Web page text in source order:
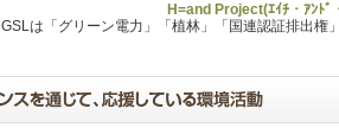
H=and Project(ｴｲﾁ・ｱﾝﾄﾞ
GSLは「グリーン電力」「植林」「国連認証排出権